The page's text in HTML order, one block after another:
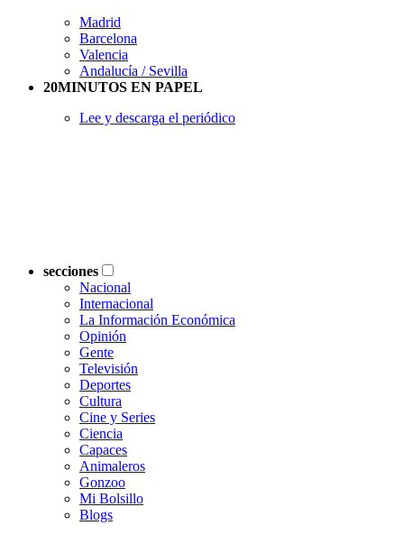
Madrid
Barcelona
Valencia
Andalucía / Sevilla
20MINUTOS EN PAPEL
Lee y descarga el periódico
secciones
Nacional
Internacional
La Información Económica
Opinión
Gente
Televisión
Deportes
Cultura
Cine y Series
Ciencia
Capaces
Animaleros
Gonzoo
Mi Bolsillo
Blogs